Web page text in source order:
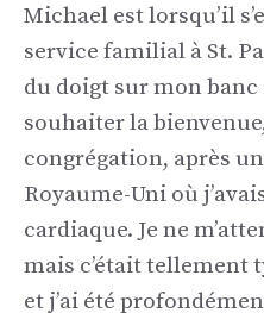
Michael est lorsqu’il
service familial à St.
du doigt sur mon banc
souhaiter la
congrégation, après
Royaume-Uni où
cardiaque. Je ne
mais c’était tellement
et j’ai été